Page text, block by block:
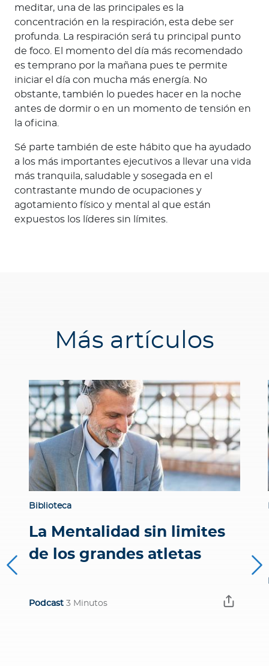
meditar, una de las principales es la
concentración en la respiración, esta debe ser
profunda. La respiración será tu principal punto
de foco. El momento del día más recomendado
es temprano por la mañana pues te permite
iniciar el día con mucha más energía. No
obstante, también lo puedes hacer en la noche
antes de dormir o en un momento de tensión en
la oficina.
Sé parte también de este hábito que ha ayudado
a los más importantes ejecutivos a llevar una vida
más tranquila, saludable y sosegada en el
contrastante mundo de ocupaciones y
agotamiento físico y mental al que están
expuestos los líderes sin límites.
Más artículos
Biblioteca
La Mentalidad sin limites
de los grandes atletas
Podcast 3 Minutos